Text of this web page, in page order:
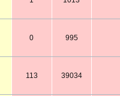
0 995
113 39034